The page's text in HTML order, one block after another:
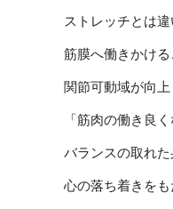
ストレッチとは
筋膜へ働きかけ
関節可動域が向上
「筋肉の働き良
バランスの取れた
心の落ち着きをも